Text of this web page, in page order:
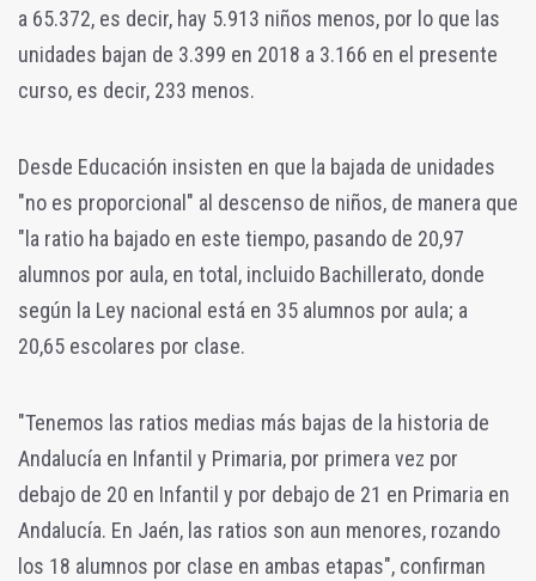
a 65.372, es decir, hay 5.913 niños menos, por lo que las
unidades bajan de 3.399 en 2018 a 3.166 en el presente
curso, es decir, 233 menos.
Desde Educación insisten en que la bajada de unidades
"no es proporcional" al descenso de niños, de manera que
"la ratio ha bajado en este tiempo, pasando de 20,97
alumnos por aula, en total, incluido Bachillerato, donde
según la Ley nacional está en 35 alumnos por aula; a
20,65 escolares por clase.
"Tenemos las ratios medias más bajas de la historia de
Andalucía en Infantil y Primaria, por primera vez por
debajo de 20 en Infantil y por debajo de 21 en Primaria en
Andalucía. En Jaén, las ratios son aun menores, rozando
los 18 alumnos por clase en ambas etapas", confirman